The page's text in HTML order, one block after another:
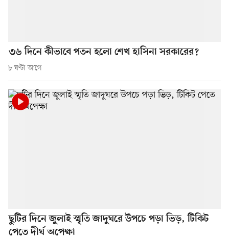
৩৬ দিনে কীভাবে পতন হলো শেখ হাসিনা সরকারের?
৮ ঘণ্টা আগে
ছুটির দিনে জুলাই স্মৃতি জাদুঘরে উপচে পড়া ভিড়, টিকিট
পেতে দীর্ঘ অপেক্ষা